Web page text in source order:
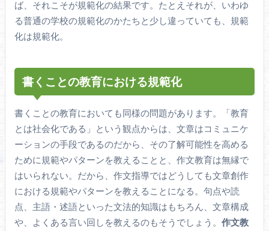
ば、それこそが規範化の結果です。たとえそれが、いわゆ
る普通の学校の規範化のかたちと少し違っていても、規範
化は規範化。
書くことの教育における規範化
書くことの教育においても同様の問題があります。「教育
とは社会化である」という観点からは、文章はコミュニケ
ーションの手段であるのだから、その了解可能性を高める
ために規範やパターンを教えることと、作文教育は無縁で
はいられない。だから、作文指導ではどうしても文章創作
における規範やパターンを教えることになる。句点や読
点、主語・述語といった文法的知識はもちろん、文章構成
や、よくある言い回しを教えるのもそうでしょう。 作文教